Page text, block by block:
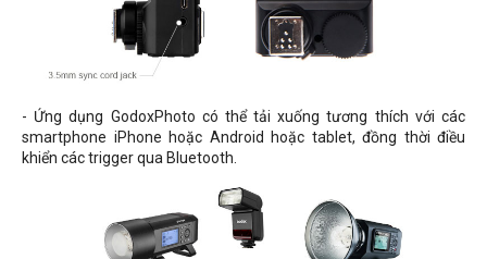
- Ứng dụng GodoxPhoto có thể tải xuống tương thích với các
smartphone iPhone hoặc Android hoặc tablet, đồng thời điều
khiển các trigger qua Bluetooth.